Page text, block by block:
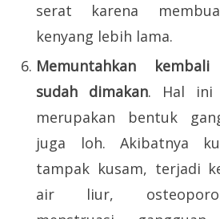
serat karena
kenyang lebih lama.
Memuntahkan
sudah dimakan. Hal ini
merupakan bentuk
juga loh. Akibatnya
tampak kusam, terjadi
air liur,